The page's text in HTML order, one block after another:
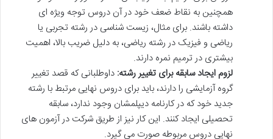
همچنین به نقاط ضعف خود در آن دروس توجه ویژه ای
داشته باشند. برای مثال، زیست شناسی در رشته تجربی یا
ریاضی و فیزیک در رشته ریاضی، به دلیل ضریب بالا، اهمیت
بیشتری در ترمیم نمره دارند.
لزوم ایجاد سابقه برای تغییر رشته: داوطلبانی که قصد تغییر
گروه آزمایشی را دارند، باید برای دروس نهایی مرتبط با رشته
جدید خود که در کارنامه دیپلمشان وجود ندارد، سابقه
تحصیلی ایجاد کنند. این کار نیز از طریق شرکت در آزمون های
نهایی دروس مربوطه صورت می گیرد.